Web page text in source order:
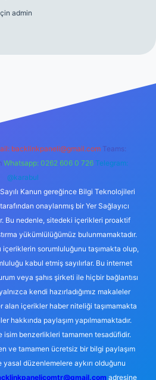
admin
backlinkpaneli@gmail.com Teams:
Whatsapp: 0262 606 0 726 Telegram:
@karabul
Kanun gereğince Bilgi Teknolojileri
onaylanmış bir Yer Sağlayıcı
Bu nedenle, sitedeki içerikleri proaktif
yükümlülüğümüz bulunmamaktadır.
içeriklerin sorumluluğunu taşımakta olup,
kabul etmiş sayılırlar. Bu internet
veya şahıs şirketi ile hiçbir bağlantısı
kendi hazırladığımız makaleler
alan içerikler haber niteliği taşımamakta
hakkında paylaşım yapılmamaktadır.
isim benzerlikleri tamamen tesadüfidir.
ve tamamen ücretsiz bir bilgi paylaşım
düzenlemelere aykırı olduğunu
adresine